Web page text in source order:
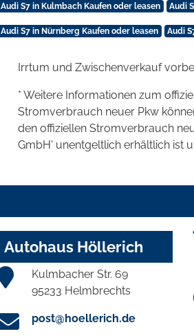
Audi S7 in Kulmbach Kaufen oder leasen Audi
Audi S7 in Nürnberg Kaufen oder leasen Audi
Irrtum und Zwischenverkauf
* Weitere Informationen zum
Stromverbrauch neuer Pkw
den offiziellen Stromverbrauch
GmbH' unentgeltlich erhältlich ist
Autohaus Höllerich
Kulmbacher Str. 69
95233 Helmbrechts
post@hoellerich.de